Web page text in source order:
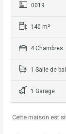
0019
140 m²
4 Chambres
1 Salle de
1 Garage
Cette maison est